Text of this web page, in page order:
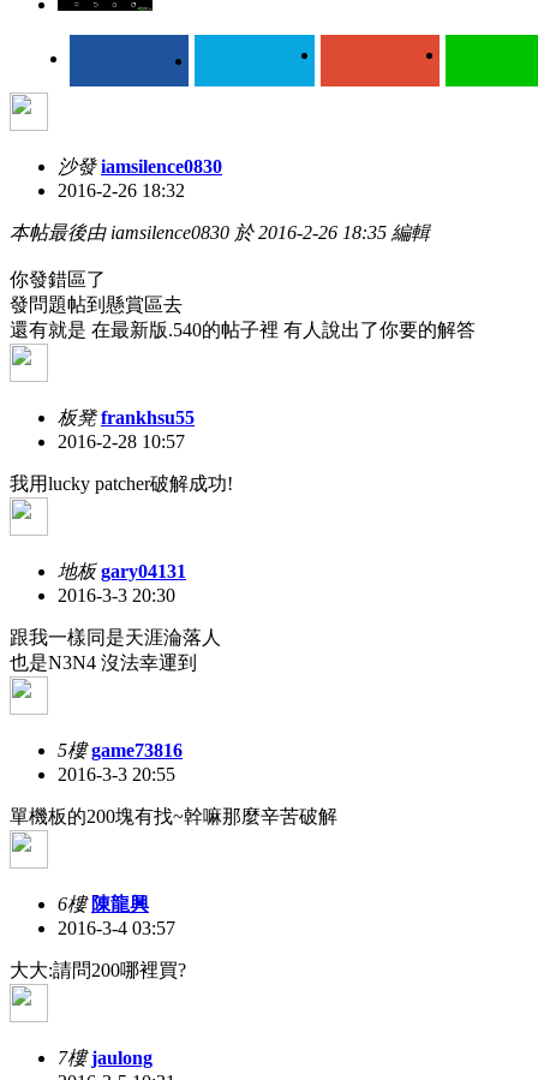
沙發 iamsilence0830
2016-2-26 18:32
本帖最後由 iamsilence0830 於 2016-2-26 18:35 編輯
你發錯區了
發問題帖到懸賞區去
還有就是 在最新版.540的帖子裡 有人說出了你要的解答
板凳 frankhsu55
2016-2-28 10:57
我用lucky patcher破解成功!
地板 gary04131
2016-3-3 20:30
跟我一樣同是天涯淪落人
也是N3N4 沒法幸運到
5樓 game73816
2016-3-3 20:55
單機板的200塊有找~幹嘛那麼辛苦破解
6樓 陳龍興
2016-3-4 03:57
大大:請問200哪裡買?
7樓 jaulong